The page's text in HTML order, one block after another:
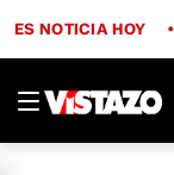
ES NOTICIA HOY